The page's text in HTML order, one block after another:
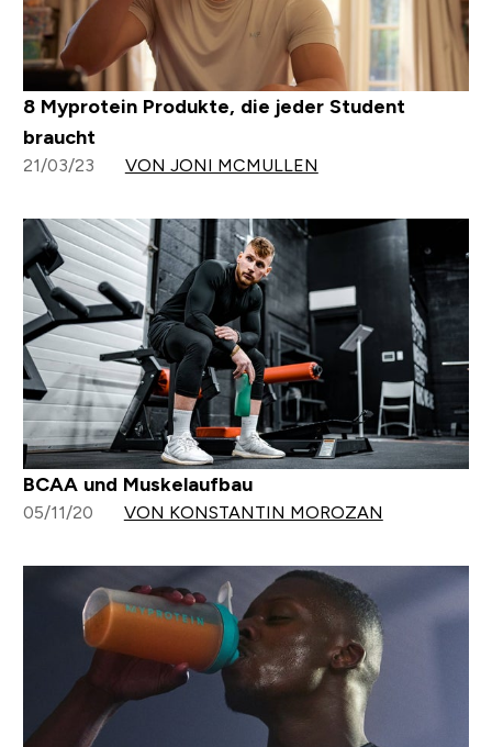
8 Myprotein Produkte, die jeder Student
braucht
21/03/23 VON JONI MCMULLEN
BCAA und Muskelaufbau
05/11/20 VON KONSTANTIN MOROZAN